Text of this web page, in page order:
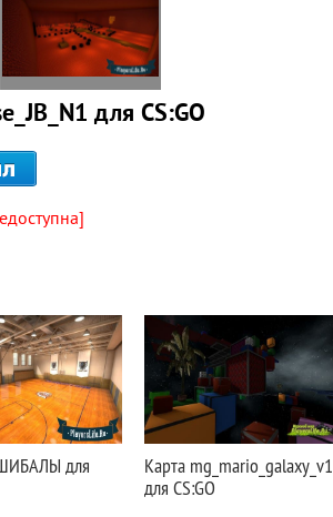
для CS:GO
для
Карта mg_mario_galaxy_v1
для CS:GO